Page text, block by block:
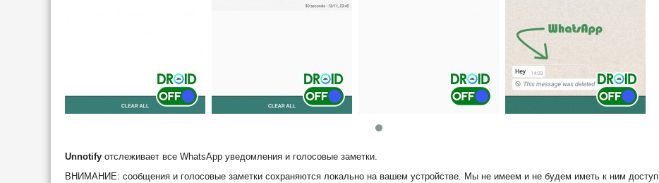
Unnotify отслеживает все WhatsApp уведомления и голосовые заметки.
ВНИМАНИЕ: сообщения и голосовые заметки сохраняются локально на вашем устройстве. Мы не имеем и не будем иметь к ним доступ.